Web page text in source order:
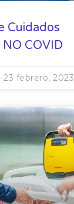
Cuidados
COVID
23 febrero, 2023